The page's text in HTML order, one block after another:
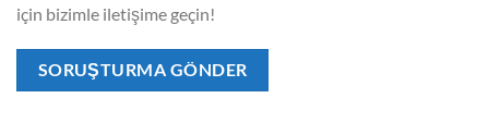
için bizimle iletişime geçin!
SORUŞTURMA GÖNDER